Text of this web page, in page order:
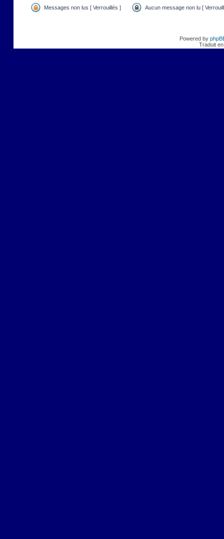
Messages non lus [ Verrouillés ] Aucun message non lu [
Powered by
Traduit